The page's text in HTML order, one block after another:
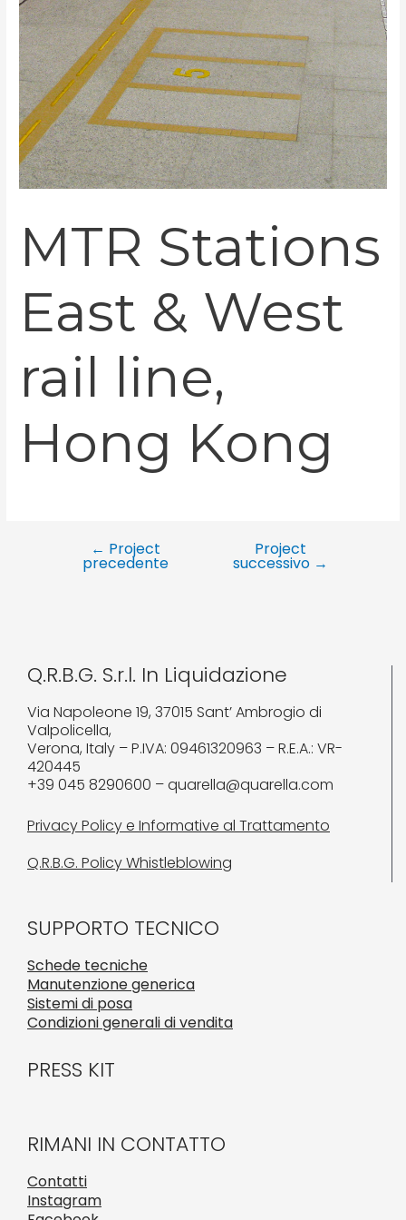
MTR Stations
East & West
rail line,
Hong Kong
← Project
precedente
Project
successivo →
Q.R.B.G. S.r.l. In Liquidazione
Via Napoleone 19, 37015 Sant’ Ambrogio di
Valpolicella,
Verona, Italy – P.IVA: 09461320963 – R.E.A.: VR-
420445
+39 045 8290600 – quarella@quarella.com
Privacy Policy e Informative al Trattamento
Q.R.B.G. Policy Whistleblowing
SUPPORTO TECNICO
Schede tecniche
Manutenzione generica
Sistemi di posa
Condizioni generali di vendita
PRESS KIT
RIMANI IN CONTATTO
Contatti
Instagram